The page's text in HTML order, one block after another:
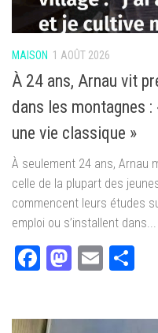
MAISON 1 AOÛT 2026
À 24 ans, Arnau vit
dans les montagnes
une vie classique »
À seulement 24 ans, Arnau
celle de la plupart des
commencent leurs études
emploi ou s’installent dans...
Facebook
Mastodon
Email